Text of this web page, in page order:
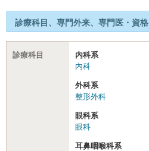
診療科目、専門外来、専門医・資格
診療科目
内科系
内科
外科系
整形外科
眼科系
眼科
耳鼻咽喉科系